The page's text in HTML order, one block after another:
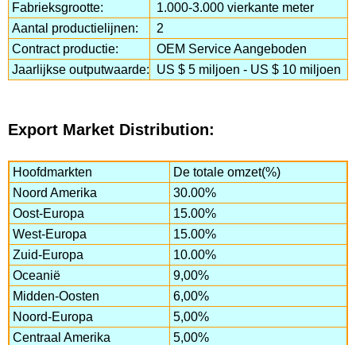
Fabrieksgrootte:
1.000-3.000 vierkante meter
Aantal productielijnen:
2
Contract productie:
OEM Service Aangeboden
Jaarlijkse outputwaarde:
US $ 5 miljoen - US $ 10 miljoen
Export Market Distribution:
Hoofdmarkten
De totale omzet(%)
Noord Amerika
30.00%
Oost-Europa
15.00%
West-Europa
15.00%
Zuid-Europa
10.00%
Oceanië
9,00%
Midden-Oosten
6,00%
Noord-Europa
5,00%
Centraal Amerika
5,00%